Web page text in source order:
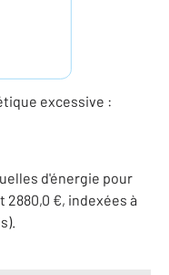
excessive :
d'énergie pour
2880,0 €, indexées à